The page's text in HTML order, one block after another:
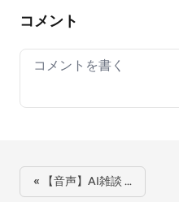
コメント
Your comment
« 【音声】AI雑談 …